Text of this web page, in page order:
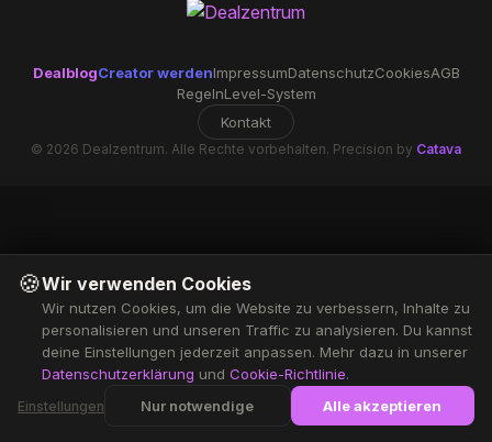
DealblogCreator werdenImpressumDatenschutzCookiesAGB
RegelnLevel-System
Kontakt
© 2026 Dealzentrum. Alle Rechte vorbehalten. Precision by Catava
🍪Wir verwenden Cookies
Wir nutzen Cookies, um die Website zu verbessern, Inhalte zu
personalisieren und unseren Traffic zu analysieren. Du kannst
deine Einstellungen jederzeit anpassen. Mehr dazu in unserer
Datenschutzerklärung und Cookie-Richtlinie.
Einstellungen Nur notwendige Alle akzeptieren